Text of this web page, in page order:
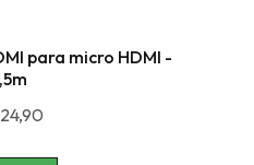
para micro HDMI -
24,90